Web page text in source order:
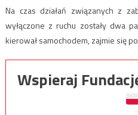
Na czas działań związanych z
wyłączone z ruchu zostały dwa
kierował samochodem, zajmie się
Wspieraj